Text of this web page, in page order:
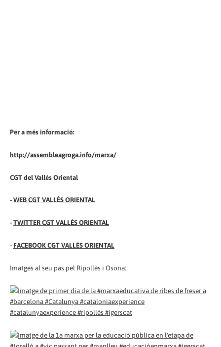
Per a més informació:
http://assembleagroga.info/marxa/
CGT del Vallès Oriental
-WEB CGT VALLÈS ORIENTAL
-TWITTER CGT VALLÈS ORIENTAL
- FACEBOOK CGT VALLÈS ORIENTAL
Imatges al seu pas pel Ripollès i Osona: